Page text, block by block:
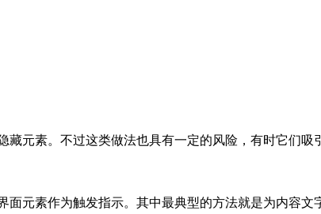
元素。不过这类做法也具有一定的风险，有时它们吸
元素作为触发指示。其中最典型的方法就是为内容文